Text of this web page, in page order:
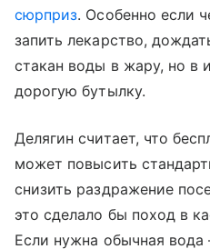
сюрприз. Особенно если
запить лекарство,
стакан воды в жару, но в
дорогую бутылку.
Делягин считает, что
может повысить
снизить раздражение
это сделало бы поход в
Если нужна обычная